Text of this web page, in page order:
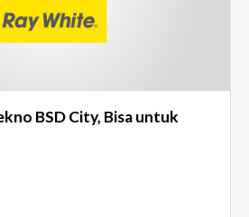
BSD City, Bisa untuk